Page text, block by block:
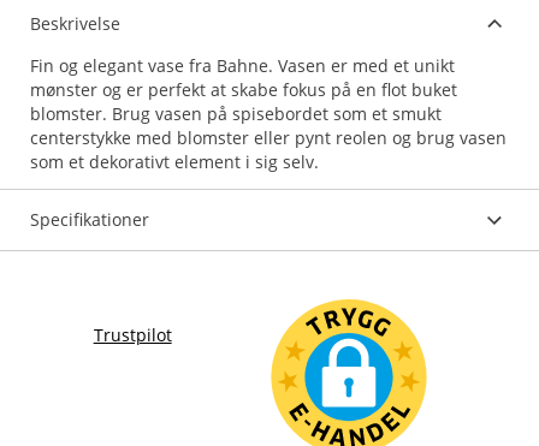
Beskrivelse
Fin og elegant vase fra Bahne. Vasen er med et unikt
mønster og er perfekt at skabe fokus på en flot buket
blomster. Brug vasen på spisebordet som et smukt
centerstykke med blomster eller pynt reolen og brug vasen
som et dekorativt element i sig selv.
Specifikationer
Trustpilot